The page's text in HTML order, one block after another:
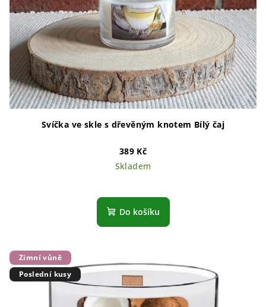
Svíčka ve skle s dřevěným knotem Bílý čaj
389 Kč
Skladem
Do košíku
Zimní vůně
Poslední kusy